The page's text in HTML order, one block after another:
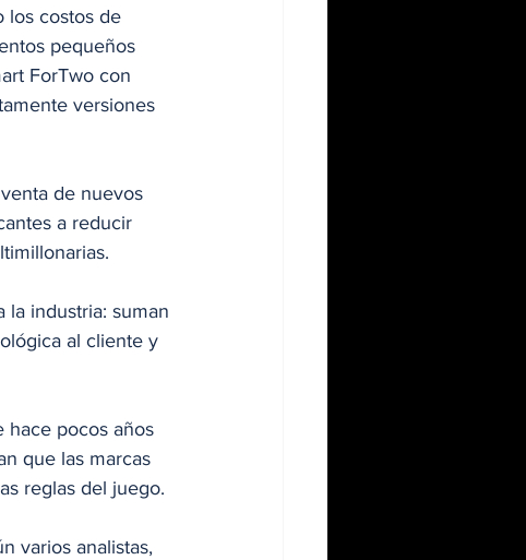
los costos de
pequeños
ForTwo con
versiones
de nuevos
a reducir
la industria: suman
al cliente y
hace pocos años
que las marcas
reglas del juego.
varios analistas,